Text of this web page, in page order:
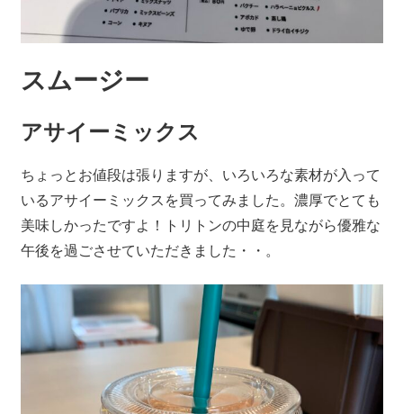
スムージー
アサイーミックス
ちょっとお値段は張りますが、いろいろな素材が入って
いるアサイーミックスを買ってみました。濃厚でとても
美味しかったですよ！トリトンの中庭を見ながら優雅な
午後を過ごさせていただきました・・。